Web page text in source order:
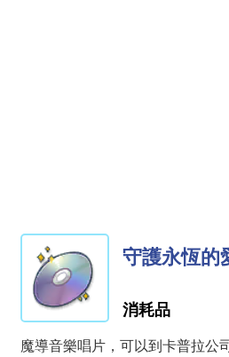
守護永恆的
消耗品
魔導音樂唱片，可以到卡普拉公